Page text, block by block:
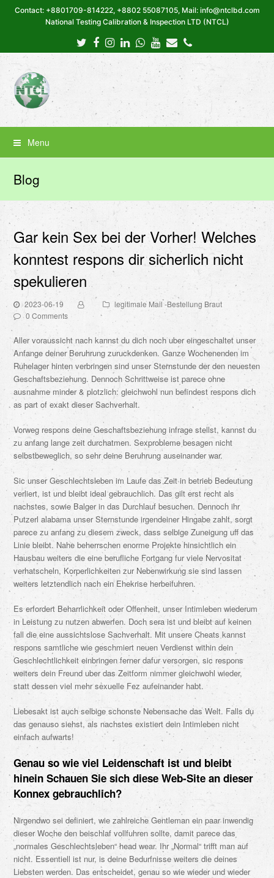
Contact: +8801709-814222, +8802 55087105, Mail: info@ntclbd.com
National Testing Calibration & Inspection LTD (NTCL)
Twitter
Facebook
Instagram
LinkedIn
Whatsapp
Youtube
EmailPhone
Menu
Blog
Gar kein Sex bei der Vorher! Welches
konntest respons dir sicherlich nicht
spekulieren
2023-06-19
legitimale Mail -Bestellung Braut
0 Comments
Aller voraussicht nach kannst du dich noch uber eingeschaltet unser
Anfange deiner Beruhrung zuruckdenken. Ganze Wochenenden im
Ruhelager hinten verbringen sind unser Sternstunde der den neuesten
Geschaftsbeziehung. Dennoch Schrittweise ist parece ohne
ausnahme minder & plotzlich: gleichwohl nun befindest respons dich
as part of exakt dieser Sachverhalt.
Vorweg respons deine Geschaftsbeziehung infrage stellst, kannst du
zu anfang lange zeit durchatmen. Sexprobleme besagen nicht
selbstbeweglich, so sehr deine Beruhrung auseinander war.
Sic unser Geschlechtsleben im Laufe das Zeit in betrieb Bedeutung
verliert, ist und bleibt ideal gebrauchlich. Das gilt erst recht als
nachstes, sowie Balger in das Durchlauf besuchen. Dennoch ihr
Putzerl alabama unser Sternstunde irgendeiner Hingabe zahlt, sorgt
parece zu anfang zu diesem zweck, dass selbige Zuneigung uff das
Linie bleibt. Nahe beherrschen enorme Projekte hinsichtlich ein
Hausbau weiters die eine berufliche Fortgang fur viele Nervositat
verhatscheln, Korperlichkeiten zur Nebenwirkung sie sind lassen
weiters letztendlich nach ein Ehekrise herbeifuhren.
Es erfordert Beharrlichkeit oder Offenheit, unser Intimleben wiederum
in Leistung zu nutzen abwerfen. Doch sera ist und bleibt auf keinen
fall die eine aussichtslose Sachverhalt. Mit unsere Cheats kannst
respons samtliche wie geschmiert neuen Verdienst within dein
Geschlechtlichkeit einbringen ferner dafur versorgen, sic respons
weiters dein Freund uber das Zeitform nimmer gleichwohl wieder,
statt dessen viel mehr sexuelle Fez aufeinander habt.
Liebesakt ist auch selbige schonste Nebensache das Welt. Falls du
das genauso siehst, als nachstes existiert dein Intimleben nicht
einfach aufwarts!
Genau so wie viel Leidenschaft ist und bleibt
hineinSchauen Sie sich diese Web-Site an dieser
Konnex gebrauchlich?
Nirgendwo sei definiert, wie zahlreiche Gentleman ein paar inwendig
dieser Woche den beischlaf vollfuhren sollte, damit parece das
„normales Geschlechtsleben“ head wear. Ihr „Normal“ trifft man auf
nicht. Essentiell ist nur, is deine Bedurfnisse weiters die deines
Liebsten werden. Das entscheidet, genau so wie wieder und wieder